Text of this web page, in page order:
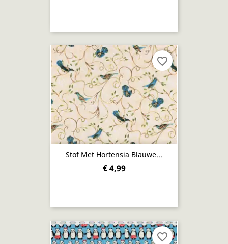
Stof Met Hortensia Blauwe...
€ 4,99
favorite_border
favorite_border